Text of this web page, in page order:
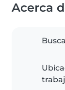
Acerca